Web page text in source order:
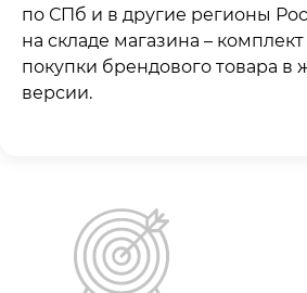
по СПб и в другие регионы
на складе магазина –
покупки брендового товара в
версии.